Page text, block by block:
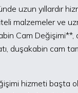
uzun yıllardır
malzemeler ve
Cam Değişimi**,
duşakabin cam
hizmeti başta